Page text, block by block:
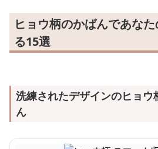
ヒョウ柄のかばんであな
る15選
洗練されたデザインのヒョウ
ん